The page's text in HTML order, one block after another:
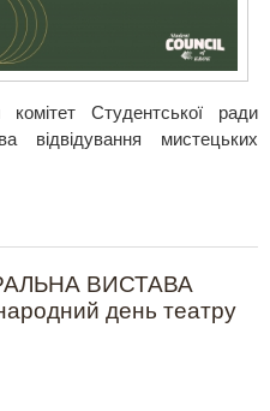
комітет Студентської ради
відвідування мистецьких
ВИСТАВА
день театру